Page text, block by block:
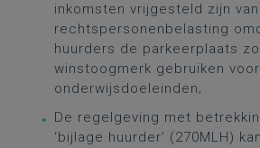
inkomsten vrijgesteld zijn
rechtspersonenbelasting
huurders de parkeerplaats
winstoogmerk gebruiken voor
onderwijsdoeleinden;
De regelgeving met
‘bijlage huurder’ (270MLH)